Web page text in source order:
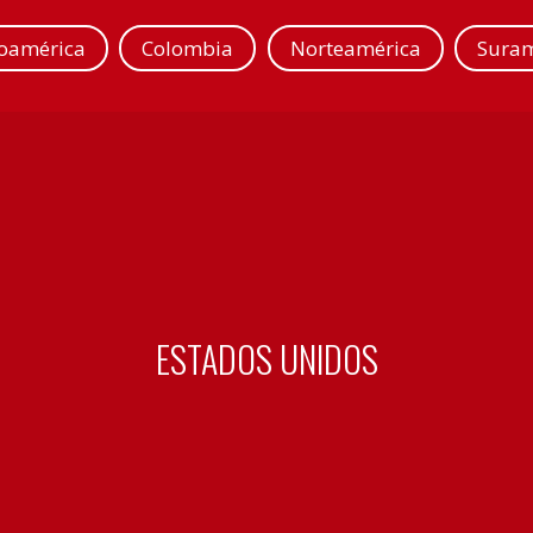
Colombia Norteamérica
ESTADOS UNIDOS